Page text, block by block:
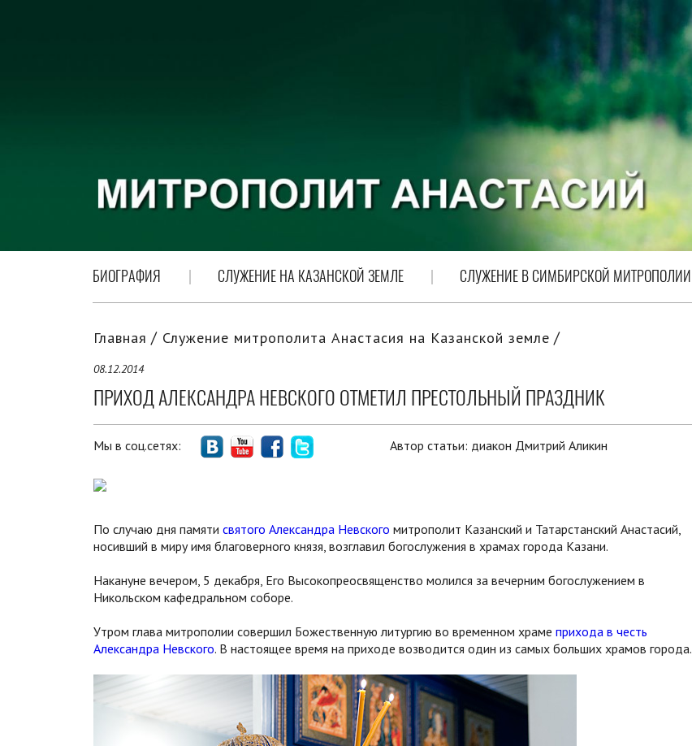
БИОГРАФИЯ СЛУЖЕНИЕ НА КАЗАНСКОЙ ЗЕМЛЕ СЛУЖЕНИЕ В СИМБИРСКОЙ МИТРОПОЛИИ
Главная Служение митрополита Анастасия на Казанской земле
08.12.2014
ПРИХОД АЛЕКСАНДРА НЕВСКОГО ОТМЕТИЛ ПРЕСТОЛЬНЫЙ ПРАЗДНИК
Мы в соц.сетях: Автор статьи: диакон Дмитрий Аликин
По случаю дня памяти святого Александра Невского митрополит Казанский и Татарстанский Анастасий,
носивший в миру имя благоверного князя, возглавил богослужения в храмах города Казани.
Накануне вечером, 5 декабря, Его Высокопреосвященство молился за вечерним богослужением в
Никольском кафедральном соборе.
Утром глава митрополии совершил Божественную литургию во временном храме прихода в честь
Александра Невского. В настоящее время на приходе возводится один из самых больших храмов города.